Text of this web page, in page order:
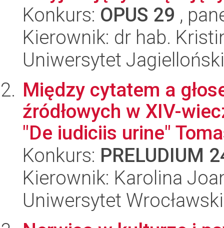
Konkurs: OPUS 29 ,
Kierownik: dr hab.
Uniwersytet Jagielloński
Między cytatem a
źródłowych w XIV-
"De iudiciis urine"
Konkurs: PRELUDIUM
Kierownik: Karolina
Uniwersytet Wrocławski